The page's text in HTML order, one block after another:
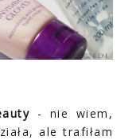
- nie wiem,
ale trafiłam